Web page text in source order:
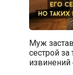
Муж
сестрой